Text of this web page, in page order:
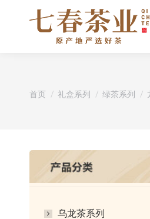
您在这里：
首页 礼盒系列 绿茶系列
乌龙茶系列